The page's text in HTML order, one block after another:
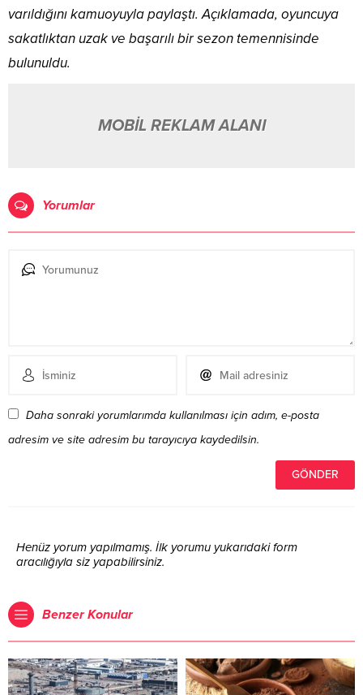
varıldığını kamuoyuyla paylaştı. Açıklamada, oyuncuya
sakatlıktan uzak ve başarılı bir sezon temennisinde
bulunuldu.
MOBİL REKLAM ALANI
Yorumlar
Daha sonraki yorumlarımda kullanılması için adım, e-posta
adresim ve site adresim bu tarayıcıya kaydedilsin.
Henüz yorum yapılmamış. İlk yorumu yukarıdaki form
aracılığıyla siz yapabilirsiniz.
Benzer Konular